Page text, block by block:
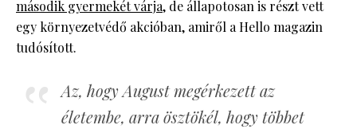
második gyermekét várja, de állapotosan is részt vett
egy környezetvédő akcióban, amiről a Hello magazin
tudósított.
Az, hogy August megérkezett az
életembe, arra ösztökél, hogy többet